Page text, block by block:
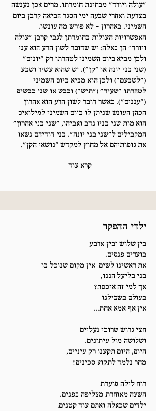
"עולה ויורד" מבחינת חומרתו. מרים אכן נענשה
בצרעת ואחרי שבעה ימי הסגר הביאה קרבן ביום
השמיני. באהרון – לא פורש מה עונשו.
האפשרויות העולות בחומרתן לגבי קרבן "עולה
ויורד" הן כאלה: יש שדובר לשון הרע הוא עני
ולכן מביא ביום השמיני לטהרתו רק "יונים"
(שני בני יונה או "קן"). יש שהוא עשיר ושבע
("לשבעם") ולכן הוא מביא ביום השמיני
לטהרתו "שעיר" ("תיש") וכבש או שני כבשים
("עננים"). כאשר דובר לשון הרע הוא אהרון
הכהן העונש שניתן לו ביום השמיני למילואים
הוא מות שני בניו נדב ואביהו, "שני בני אהרון"
המקבילים ל"שני בני יונה". בני דודיהם נשאו
את גופותיהם אל מחוץ למקדש "נושאי הקן".
קרא עוד
ילדי ההפקר
בין שלוש ובין ארבע
בוערים פנסים.
את ראשינו לשים. אין מקום שנוכל בו
בני בליעל הננו,
אך למי זה איכפת?
בעולם בשבילנו
אין אף אמא אחת...
חצי גרוש שרוכי נעליים
ושלושה מיל עיתונים.
היום, היום תקענו רק עיניים,
מחר נלמד לתקוע סכינים!
רוח לילה סוערת
השעה מאוחרת מצליפה בפנים.
ילדים שכאלה ואתם עוד קטנים.